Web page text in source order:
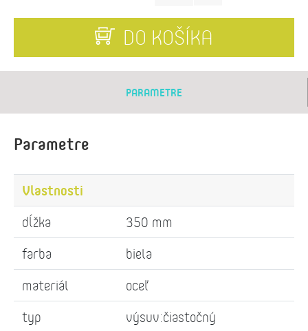
DO KOŠÍKA
PARAMETRE
Parametre
Vlastnosti
dĺžka
350 mm
farba
biela
materiál
oceľ
typ
výsuv:čiastočný